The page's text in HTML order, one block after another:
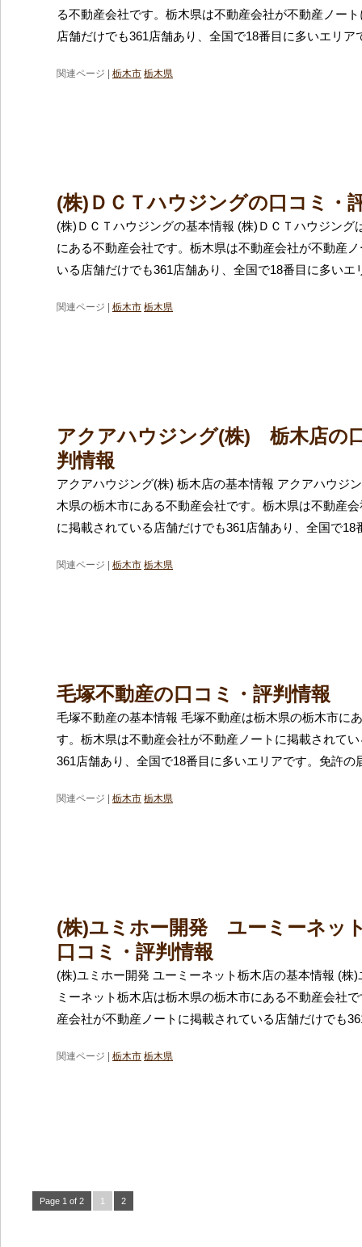
る不動産会社です。栃木県は不動産会社が不動産ノー
店舗だけでも361店舗あり、全国で18番目に多いエリア
関連ページ | 栃木市 栃木県
(株)ＤＣＴハウジングの口コミ・
(株)ＤＣＴハウジングの基本情報 (株)ＤＣＴハウジング
にある不動産会社です。栃木県は不動産会社が不動産
いる店舗だけでも361店舗あり、全国で18番目に多いエ
関連ページ | 栃木市 栃木県
アクアハウジング(株) 栃木店の
判情報
アクアハウジング(株) 栃木店の基本情報 アクアハウジ
木県の栃木市にある不動産会社です。栃木県は不動産
に掲載されている店舗だけでも361店舗あり、全国で18
関連ページ | 栃木市 栃木県
毛塚不動産の口コミ・評判情報
毛塚不動産の基本情報 毛塚不動産は栃木県の栃木市に
す。栃木県は不動産会社が不動産ノートに掲載されて
361店舗あり、全国で18番目に多いエリアです。免許の
関連ページ | 栃木市 栃木県
(株)ユミホー開発 ユーミーネッ
口コミ・評判情報
(株)ユミホー開発 ユーミーネット栃木店の基本情報 (株
ミーネット栃木店は栃木県の栃木市にある不動産会社
産会社が不動産ノートに掲載されている店舗だけでも
関連ページ | 栃木市 栃木県
Page 1 of 2 1 2